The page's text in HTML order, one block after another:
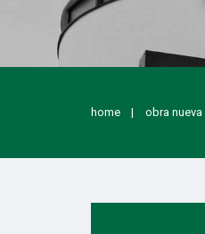
home obra nueva